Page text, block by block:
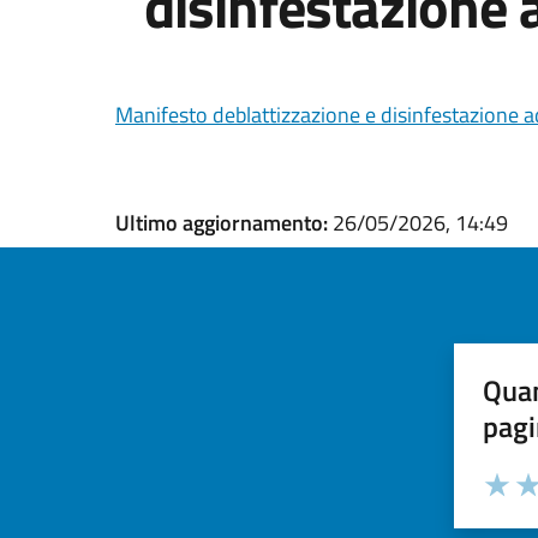
Manifesto deblattizzazione e disinfestazione
Ultimo aggiornamento:26/05/2026, 14:49
Valuta